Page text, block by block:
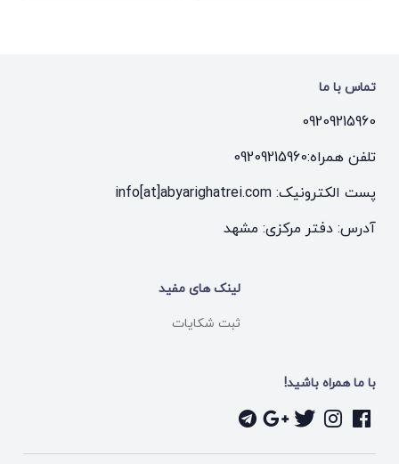
تماس با ما
09209215960
تلفن همراه:09209215960
پست الکترونیک: info[at]abyarighatrei.com
آدرس: دفتر مرکزی: مشهد
لینک های مفید
ثبت شکایات
با ما همراه باشید!